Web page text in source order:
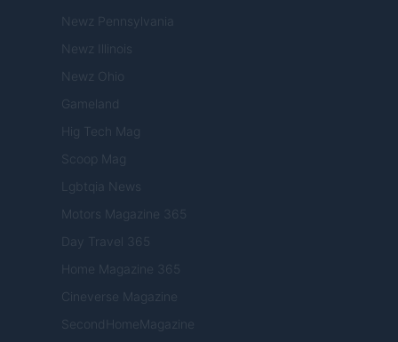
Newz Pennsylvania
Newz Illinois
Newz Ohio
Gameland
Hig Tech Mag
Scoop Mag
Lgbtqia News
Motors Magazine 365
Day Travel 365
Home Magazine 365
Cineverse Magazine
SecondHomeMagazine